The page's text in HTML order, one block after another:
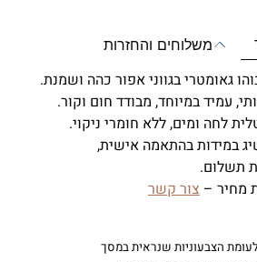
משלוחים והחזרות
גאומטרי בגווני אפור כהה ושמנת.
לחה ומים, ללא חומרי ניקוי.
במידות בהתאמה אישית,
תשלום.
מחיר – צור קשר
הצבעוניות שנראית במסך